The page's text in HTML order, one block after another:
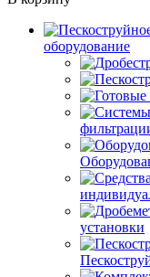
оборудование
установки